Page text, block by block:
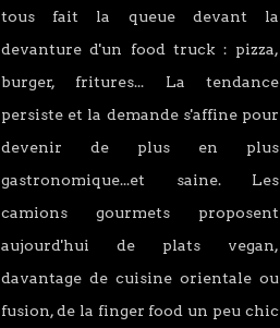
tous fait la queue devant la
devanture d'un food truck : pizza,
burger, fritures... La tendance
persiste et la demande s'affine pour
devenir de plus en plus
gastronomique...et saine. Les
camions gourmets proposent
aujourd'hui de plats vegan,
davantage de cuisine orientale ou
fusion, de la finger food un peu chic